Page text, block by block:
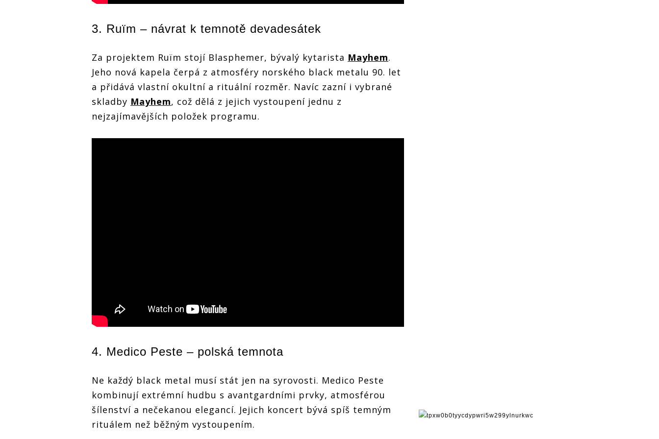
3. Ruïm – návrat k temnotě devadesátek
Za projektem Ruïm stojí Blasphemer, bývalý kytarista Mayhem.
Jeho nová kapela čerpá z atmosféry norského black metalu 90. let
a přidává vlastní okultní a rituální rozměr. Navíc zazní i vybrané
skladby Mayhem, což dělá z jejich vystoupení jednu z
nejzajímavějších položek programu.
4. Medico Peste – polská temnota
Ne každý black metal musí stát jen na syrovosti. Medico Peste
kombinují extrémní hudbu s avantgardními prvky, atmosférou
šílenství a nečekanou elegancí. Jejich koncert bývá spíš temným
rituálem než běžným vystoupením.